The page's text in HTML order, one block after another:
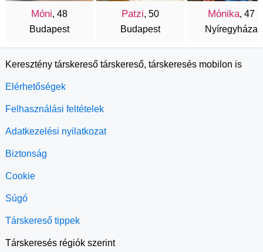
Móni, 48
Budapest
Patzi, 50
Budapest
Mónika, 47
Nyíregyháza
Keresztény társkereső társkereső, társkeresés mobilon is
Elérhetőségek
Felhasználási feltételek
Adatkezelési nyilatkozat
Biztonság
Cookie
Súgó
Társkereső tippek
Társkeresés régiók szerint